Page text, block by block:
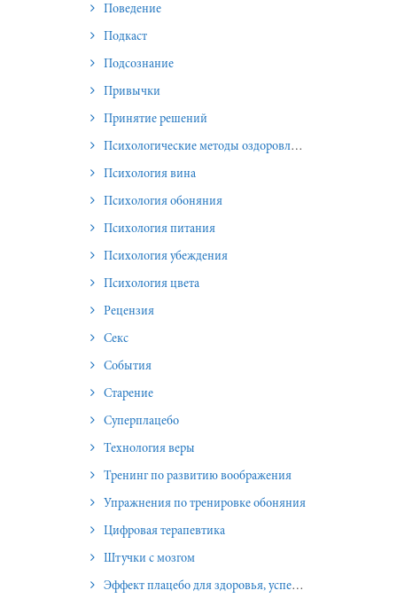
Поведение
Подкаст
Подсознание
Привычки
Принятие решений
Психологические методы оздоровления и омоложения
Психология вина
Психология обоняния
Психология питания
Психология убеждения
Психология цвета
Рецензия
Секс
События
Старение
Суперплацебо
Технология веры
Тренинг по развитию воображения
Упражнения по тренировке обоняния
Цифровая терапевтика
Штучки с мозгом
Эффект плацебо для здоровья, успеха и отношений